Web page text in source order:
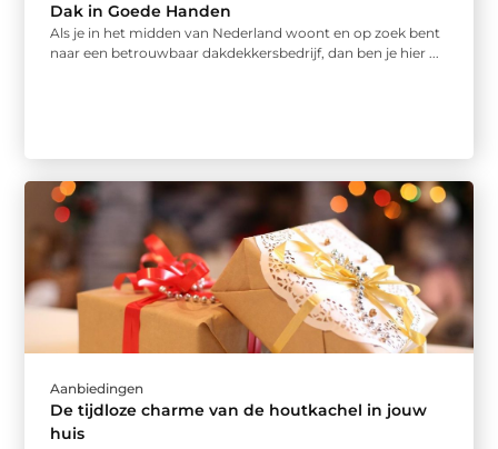
Dak in Goede Handen
Als je in het midden van Nederland woont en op zoek bent
naar een betrouwbaar dakdekkersbedrijf, dan ben je hier ...
Aanbiedingen
De tijdloze charme van de houtkachel in jouw
huis